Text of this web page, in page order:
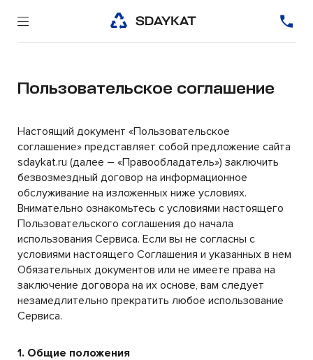
Пользовательское соглашение
Настоящий документ «Пользовательское
соглашение» представляет собой предложение сайта
sdaykat.ru (далее – «Правообладатель») заключить
безвозмездный договор на информационное
обслуживание на изложенных ниже условиях.
Внимательно ознакомьтесь с условиями настоящего
Пользовательского соглашения до начала
использования Сервиса. Если вы не согласны с
условиями настоящего Соглашения и указанных в нем
Обязательных документов или не имеете права на
заключение договора на их основе, вам следует
незамедлительно прекратить любое использование
Сервиса.
1. Общие положения